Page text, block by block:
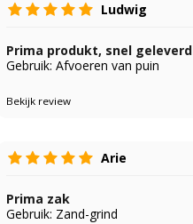
Ludwig
Prima produkt, snel geleverd
Gebruik: Afvoeren van puin
Bekijk review
Arie
Prima zak
Gebruik: Zand-grind